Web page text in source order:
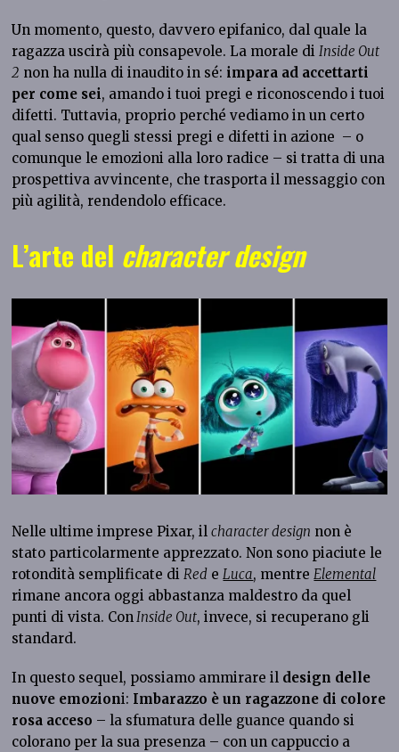
Un momento, questo, davvero epifanico, dal quale la
ragazza uscirà più consapevole. La morale diInside Out
2 non ha nulla di inaudito in sé: impara ad accettarti
per come sei, amando i tuoi pregi e riconoscendo i tuoi
difetti. Tuttavia, proprio perché vediamo in un certo
qual senso quegli stessi pregi e difetti in azione – o
comunque le emozioni alla loro radice – si tratta di una
prospettiva avvincente, che trasporta il messaggio con
più agilità, rendendolo efficace.
L’arte del character design
Nelle ultime imprese Pixar, ilcharacter design non è
stato particolarmente apprezzato. Non sono piaciute le
rotondità semplificate diRed eLuca, mentreElemental
rimane ancora oggi abbastanza maldestro da quel
punti di vista. ConInside Out, invece, si recuperano gli
standard.
In questo sequel, possiamo ammirare il design delle
nuove emozioni: Imbarazzo è un ragazzone di colore
rosa acceso – la sfumatura delle guance quando si
colorano per la sua presenza – con un cappuccio a